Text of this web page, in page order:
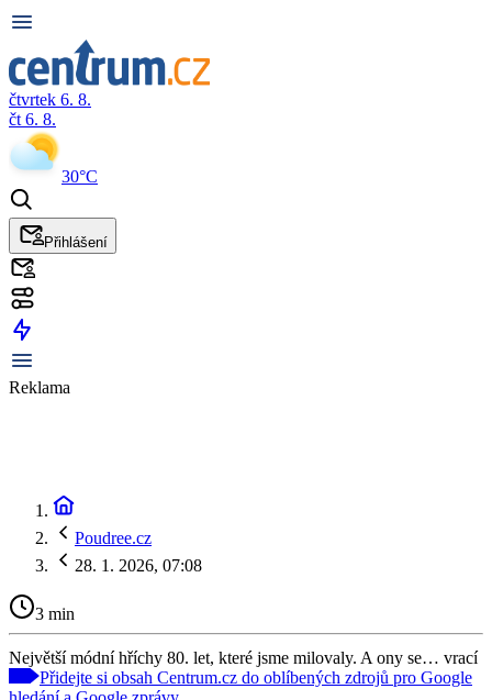
čtvrtek 6. 8.
čt 6. 8.
30°C
Přihlášení
Reklama
Poudree.cz
28. 1. 2026, 07:08
3 min
Největší módní hříchy 80. let, které jsme milovaly. A ony se… vrací
Přidejte si obsah Centrum.cz do oblíbených zdrojů pro Google